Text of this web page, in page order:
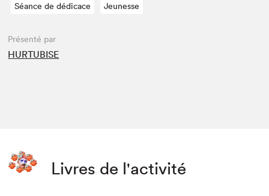
Séance de dédicace Jeunesse
Présenté par
HURTUBISE
Livres de l'activité